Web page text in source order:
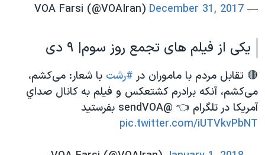
— VOA Farsi (@VOAIran)
December 31, 2017
یکی از فیلم های تجمع روز سوم| ۹ دی
🔴 تقابل مردم با ماموران در #رشت با شعار: می‌کشم،
می‌کشم، آنکه برادرم کشتعکس و فیلم به كانال صداي
آمريكا در تلگرام 👈 @sendVOA بفرستید
pic.twitter.com/iUTVkvPbNT